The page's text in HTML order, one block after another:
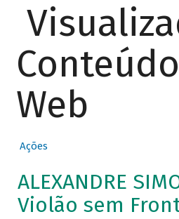
Web
Ações
ALEXANDRE
Violão sem